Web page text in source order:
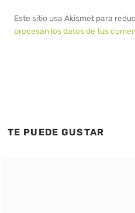
Este sitio usa Akismet para
procesan los datos de tus
TE PUEDE GUSTAR